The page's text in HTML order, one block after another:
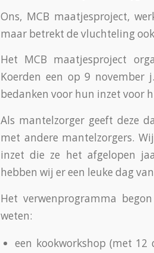
Ons, MCB maatjesproject,
maar betrekt de vluchteling
Het MCB maatjesproject
Koerden een op 9 november
bedanken voor hun inzet voor
Als mantelzorger geeft deze
met andere mantelzorgers.
inzet die ze het afgelopen
hebben wij er een leuke dag
Het verwenprogramma
weten:
een kookworkshop (met 12